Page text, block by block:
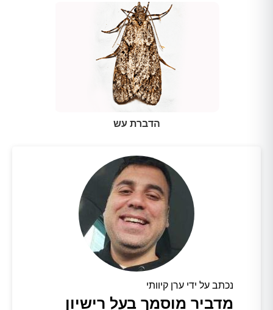
הדברת עש
נכתב על ידי ערן קיוותי
מדביר מוסמך בעל רישיון